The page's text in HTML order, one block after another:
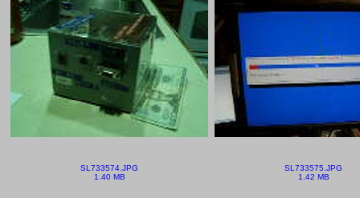
SL733574.JPG
1.40 MB
SL733575.JPG
1.42 MB